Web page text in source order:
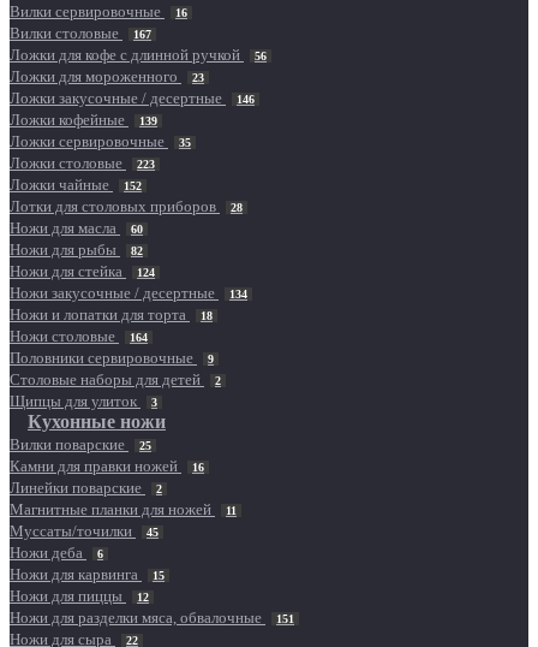
Вилки сервировочные 16
Вилки столовые 167
Ложки для кофе с длинной ручкой 56
Ложки для мороженного 23
Ложки закусочные / десертные 146
Ложки кофейные 139
Ложки сервировочные 35
Ложки столовые 223
Ложки чайные 152
Лотки для столовых приборов 28
Ножи для масла 60
Ножи для рыбы 82
Ножи для стейка 124
Ножи закусочные / десертные 134
Ножи и лопатки для торта 18
Ножи столовые 164
Половники сервировочные 9
Столовые наборы для детей 2
Щипцы для улиток 3
Кухонные ножи
Вилки поварские 25
Камни для правки ножей 16
Линейки поварские 2
Магнитные планки для ножей 11
Муссаты/точилки 45
Ножи деба 6
Ножи для карвинга 15
Ножи для пиццы 12
Ножи для разделки мяса, обвалочные 151
Ножи для сыра 22